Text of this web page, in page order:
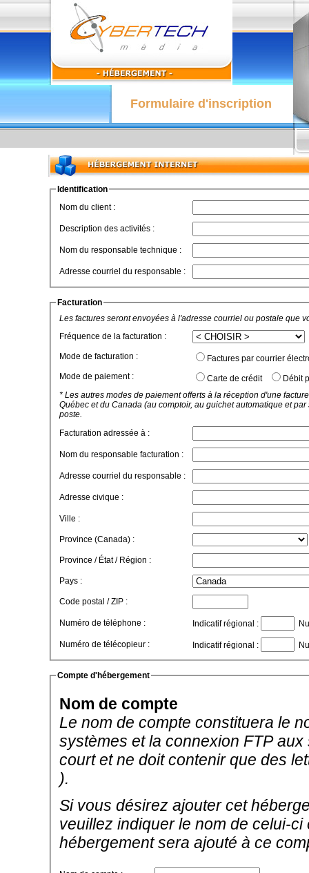
Formulaire d'inscription
Identification
Nom du client :
Description des activités :
Nom du responsable technique :
Adresse courriel du responsable :
Facturation
Les factures seront envoyées à l'adresse courriel ou postale que
Fréquence de la facturation :
Mode de facturation :
Factures par courrier
Mode de paiement :
Carte de crédit
Débit
* Les autres modes de paiement offerts à la réception d'une
Québec et du Canada (au comptoir, au guichet automatique et
poste.
Facturation adressée à :
Nom du responsable facturation :
Adresse courriel du responsable :
Adresse civique :
Ville :
Province (Canada) :
Province / État / Région :
Pays :
Code postal / ZIP :
Numéro de téléphone : Indicatif régional :
Numéro de télécopieur : Indicatif régional :
Compte d'hébergement
Nom de compte
Le nom de compte constituera le
systèmes et la connexion FTP
court et ne doit contenir que des
).
Si vous désirez ajouter cet
veuillez indiquer le nom de celui-
hébergement sera ajouté à ce